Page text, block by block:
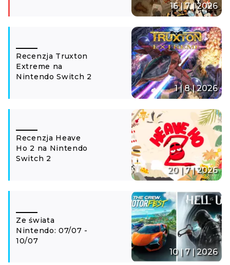
16 | 7 | 2026
Recenzja Truxton
Extreme na
Nintendo Switch 2
1 | 8 | 2026
Recenzja Heave
Ho 2 na Nintendo
Switch 2
20 | 7 | 2026
Ze świata
Nintendo: 07/07 -
10/07
10 | 7 | 2026